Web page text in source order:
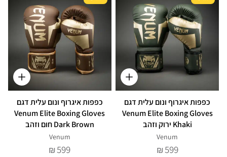
כפפות איגרוף ונום עלית דגם
Venum Elite Boxing Gloves
Khaki ירוק וזהב
Venum
₪599
כפפות איגרוף ונום עלית דגם
Venum Elite Boxing Gloves
Dark Brown חום וזהב
Venum
₪599